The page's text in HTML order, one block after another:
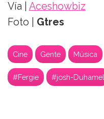
Vía | Aceshowbiz
Foto |
Gtres
Cine Gente Música
#Fergie #josh-Duhamel